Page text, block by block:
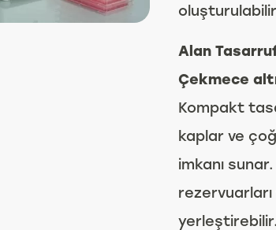
oluşturulabilir
Alan
Çekmece
Kompakt
kaplar ve
imkanı
yerleştirebilir.